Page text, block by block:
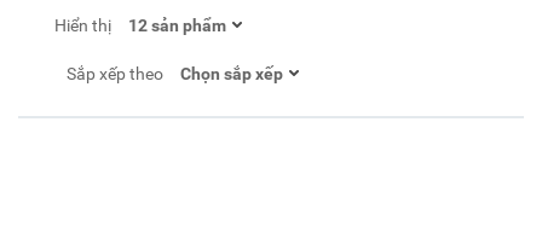
Hiển thị
Sắp xếp theo